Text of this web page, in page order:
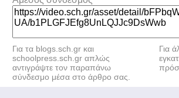
Για τα blogs.sch.gr και
schoolpress.sch.gr απλώς
αντιγράψτε τον παραπάνω
σύνδεσμο μέσα στο άρθρο σας.
Για